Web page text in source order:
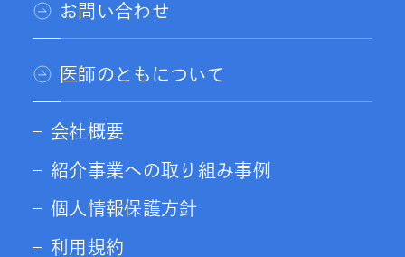
お問い合わせ
医師のともについて
会社概要
紹介事業への取り組み事例
個人情報保護方針
利用規約